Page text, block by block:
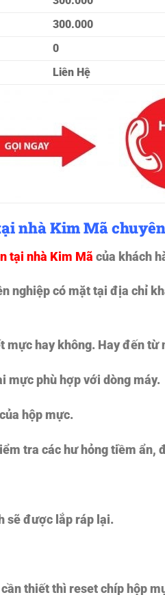
300.000
0
Liên Hệ
nhà Kim Mã
tại nhà Kim Mã của khách
nghiệp có mặt tại địa chỉ
mực hay không. Hay đến từ
mực phù hợp với dòng máy.
hộp mực.
tra các hư hỏng tiềm ẩn,
sẽ được lắp ráp lại.
thiết thì reset chíp hộp